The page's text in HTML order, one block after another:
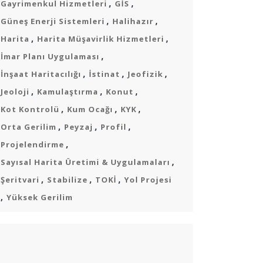
Gayrimenkul Hizmetleri , GİS ,
Güneş Enerji Sistemleri , Halihazır ,
Harita , Harita Müşavirlik Hizmetleri ,
İmar Planı Uygulaması ,
İnşaat Haritacılığı , İstinat , Jeofizik ,
Jeoloji , Kamulaştırma , Konut ,
Kot Kontrolü , Kum Ocağı , KYK ,
Orta Gerilim , Peyzaj , Profil ,
Projelendirme ,
Sayısal Harita Üretimi & Uygulamaları ,
Şeritvari , Stabilize , TOKİ , Yol Projesi
, Yüksek Gerilim